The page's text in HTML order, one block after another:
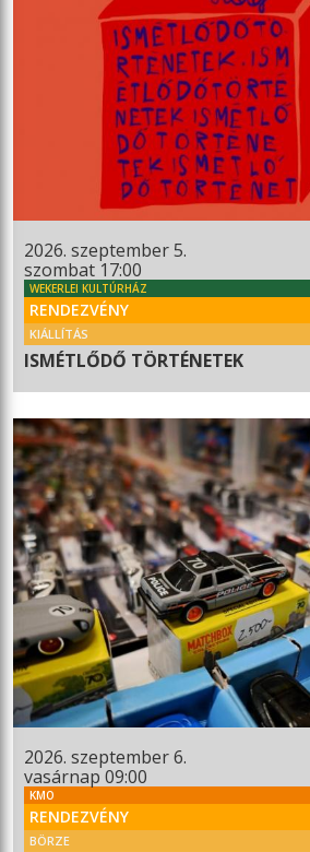
2026. szeptember 5.
szombat 17:00
WEKERLEI KULTÚRHÁZ
RENDEZVÉNY
KIÁLLÍTÁS
ISMÉTLŐDŐ TÖRTÉNETEK
2026. szeptember 6.
vasárnap 09:00
KMO
RENDEZVÉNY
BÖRZE